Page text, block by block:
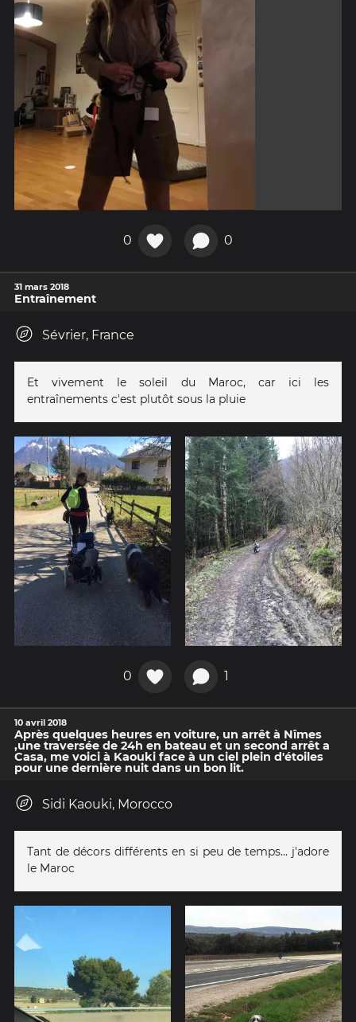
0 0
31 mars 2018
Entraînement
Sévrier, France
Et vivement le soleil du Maroc, car ici les
entraînements c'est plutôt sous la pluie
0 1
10 avril 2018
Après quelques heures en voiture, un arrêt à Nîmes
,une traversée de 24h en bateau et un second arrêt a
Casa, me voici à Kaouki face à un ciel plein d'étoiles
pour une dernière nuit dans un bon lit.
Sidi Kaouki, Morocco
Tant de décors différents en si peu de temps... j'adore
le Maroc